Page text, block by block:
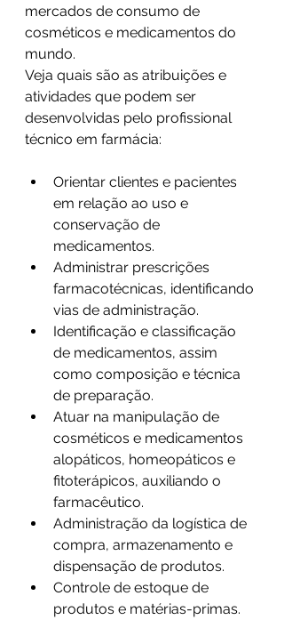
mercados de consumo de
cosméticos e medicamentos do
mundo.
Veja quais são as atribuições e
atividades que podem ser
desenvolvidas pelo profissional
técnico em farmácia:
Orientar clientes e pacientes
em relação ao uso e
conservação de
medicamentos.
Administrar prescrições
farmacotécnicas, identificando
vias de administração.
Identificação e classificação
de medicamentos, assim
como composição e técnica
de preparação.
Atuar na manipulação de
cosméticos e medicamentos
alopáticos, homeopáticos e
fitoterápicos, auxiliando o
farmacêutico.
Administração da logística de
compra, armazenamento e
dispensação de produtos.
Controle de estoque de
produtos e matérias-primas.